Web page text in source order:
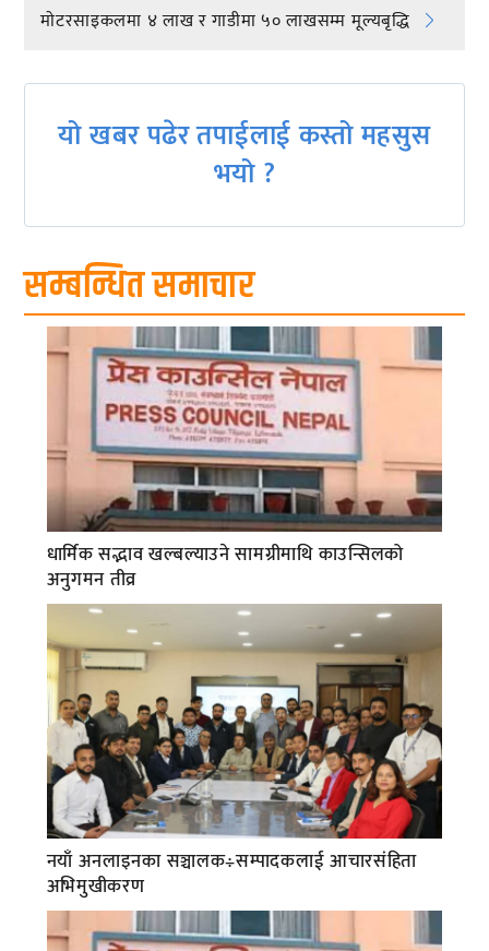
navigation
माेटरसाइकलमा ४ लाख र गाडीमा ५० लाखसम्म मूल्यबृद्धि
यो खबर पढेर तपाईलाई कस्तो महसुस
भयो ?
सम्बन्धित समाचार
धार्मिक सद्भाव खल्बल्याउने सामग्रीमाथि काउन्सिलको
अनुगमन तीव्र
नयाँ अनलाइनका सञ्चालक÷सम्पादकलाई आचारसंहिता
अभिमुखीकरण